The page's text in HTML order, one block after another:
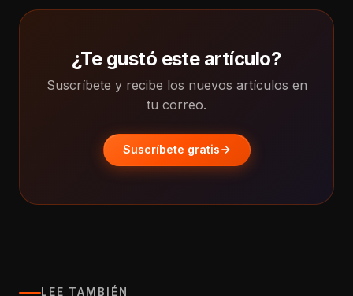
¿Te gustó este artículo?
Suscríbete y recibe los nuevos artículos en
tu correo.
Suscríbete gratis
LEE TAMBIÉN